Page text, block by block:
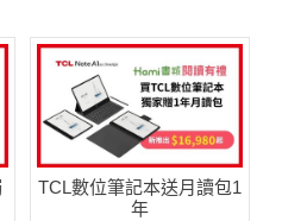
尊重靈魂的渴望，那光、愛與
美善及黑暗──進而運用生命核心
其一生渴望已久的生活。這股創
像。學習接受它並與它同在，待
會自內在展開，穿透你的人生，
當句點
幸福
TCL數位筆記本送月讀包1
年